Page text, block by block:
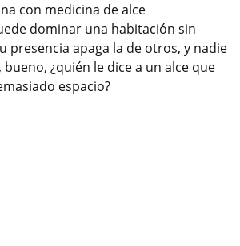
con medicina de alce
dominar una habitación sin
presencia apaga la de otros, y nadie
¿quién le dice a un alce que
espacio?